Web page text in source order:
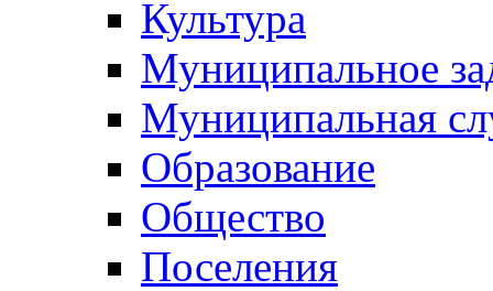
Культура
Муниципальное
Муниципальная
Образование
Общество
Поселения